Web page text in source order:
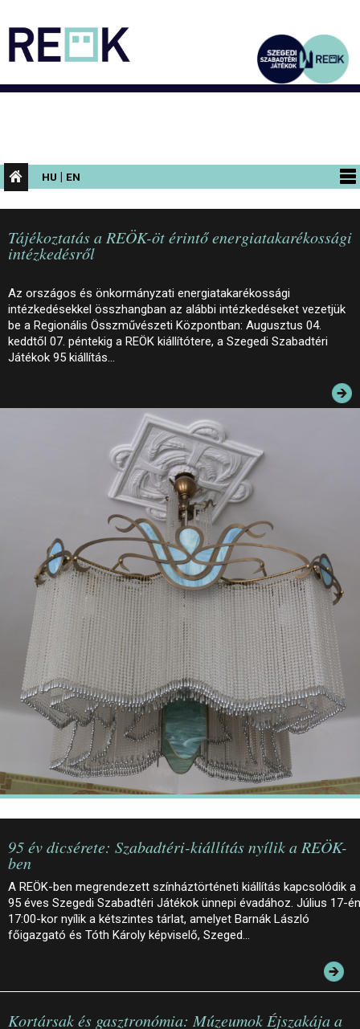
HU | EN
PROGRAMOK
KIÁLLÍTÁSOK
INFORMÁCIÓK
KONFERENCIA
PALOTASÉTÁK ÉS VEZETÉSEK
KÖZÉRDEKŰ ADATOK
Tájékoztatás a REÖK-öt érintő energiatakarékossági
intézkedésről
Az országos és önkormányzati energiatakarékossági
intézkedésekkel összhangban az alábbi intézkedéseket vezetjük
be a Regionális Összművészeti Központban: Augusztus 04.
keddtől 07. péntekig a REÖK kiállítótere, a Szegedi Szabadtéri
Játékok 95 kiállítás…
95 év dicsérete: Szabadtéri-kiállítás nyílik a REÖK-
ben
A REÖK-ben megrendezett színháztörténeti kiállítás kapcsolódik a
95 éves Szegedi Szabadtéri Játékok ünnepi évadához. Július 17-én
17:00-kor nyílik a kétszintes tárlat, amelyet Barnák László
főigazgató és Tóth Károly képviselő, Szeged…
Kortársak és gasztronómia: Múzeumok Éjszakája a